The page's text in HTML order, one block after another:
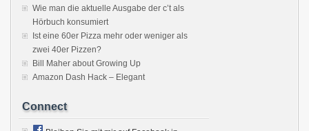
Wie man die aktuelle Ausgabe der c’t als
Hörbuch konsumiert
Ist eine 60er Pizza mehr oder weniger als
zwei 40er Pizzen?
Bill Maher about Growing Up
Amazon Dash Hack – Elegant
Connect